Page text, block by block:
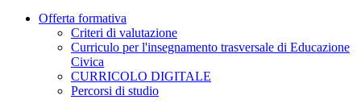
Offerta formativa
Criteri di valutazione
Curriculo per l'insegnamento trasversale di Educazione
Civica
CURRICOLO DIGITALE
Percorsi di studio